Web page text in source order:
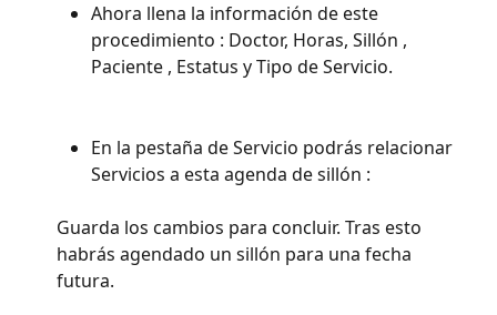
Ahora llena la información de este
procedimiento : Doctor, Horas, Sillón ,
Paciente , Estatus y Tipo de Servicio.
En la pestaña de Servicio podrás relacionar
Servicios a esta agenda de sillón :
Guarda los cambios para concluir. Tras esto
habrás agendado un sillón para una fecha
futura.